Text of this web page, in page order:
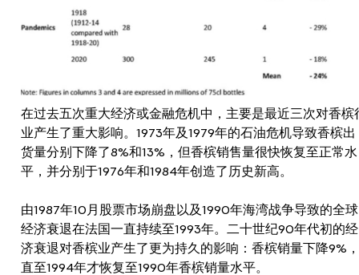
在过去五次重大经济或金融危机中，主要是最近三次对香槟
业产生了重大影响。1973年及1979年的石油危机导致香槟出
货量分别下降了8%和13%，但香槟销售量很快恢复至正常水
平，并分别于1976年和1984年创造了历史新高。
由1987年10月股票市场崩盘以及1990年海湾战争导致的全球
经济衰退在法国一直持续至1993年。二十世纪90年代初的经
济衰退对香槟业产生了更为持久的影响：香槟销量下降9%，
直至1994年才恢复至1990年香槟销量水平。